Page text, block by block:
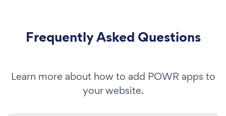
Frequently Asked Questions
Learn more about how to add POWR apps to
your website.